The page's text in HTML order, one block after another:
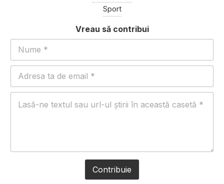
Sport
Contribuie